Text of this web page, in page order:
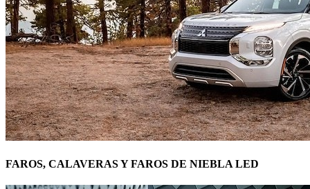
FAROS, CALAVERAS Y FAROS DE NIEBLA LED